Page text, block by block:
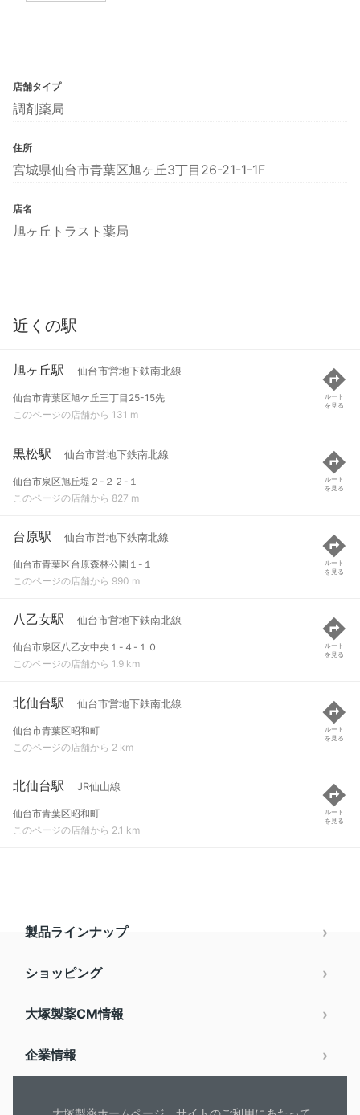
店舗タイプ
調剤薬局
住所
宮城県仙台市青葉区旭ヶ丘3丁目26-21-1-1F
店名
旭ヶ丘トラスト薬局
近くの駅
旭ヶ丘駅 仙台市営地下鉄南北線
仙台市青葉区旭ケ丘三丁目25-15先
このページの店舗から 131 m
ルート
を見る
黒松駅 仙台市営地下鉄南北線
仙台市泉区旭丘堤２-２２-１
このページの店舗から 827 m
ルート
を見る
台原駅 仙台市営地下鉄南北線
仙台市青葉区台原森林公園１-１
このページの店舗から 990 m
ルート
を見る
八乙女駅 仙台市営地下鉄南北線
仙台市泉区八乙女中央１-４-１０
このページの店舗から 1.9 km
ルート
を見る
北仙台駅 仙台市営地下鉄南北線
仙台市青葉区昭和町
このページの店舗から 2 km
ルート
を見る
北仙台駅 JR仙山線
仙台市青葉区昭和町
このページの店舗から 2.1 km
ルート
を見る
製品ラインナップ
ショッピング
大塚製薬CM情報
企業情報